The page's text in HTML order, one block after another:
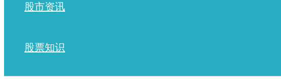
股市资讯
股票知识